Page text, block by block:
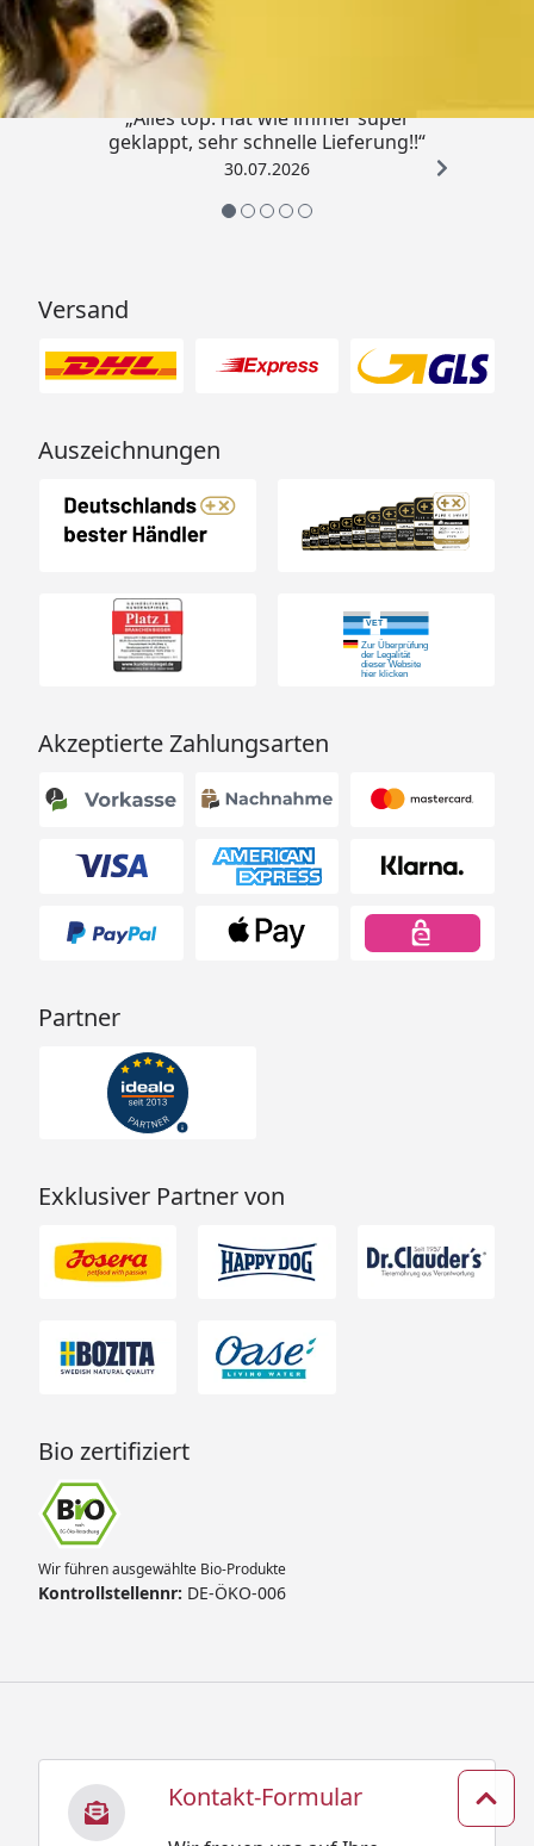
„Alles top. Hat wie immer super
geklappt, sehr schnelle Lieferung!!“
30.07.2026
Versand
Auszeichnungen
Akzeptierte Zahlungsarten
Partner
Exklusiver Partner von
Bio zertifiziert
Wir führen ausgewählte Bio-Produkte
Kontrollstellennr: DE-ÖKO-006
Kontakt-Formular